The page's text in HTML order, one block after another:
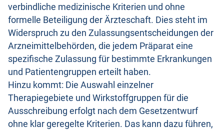
verbindliche medizinische Kriterien und ohne
formelle Beteiligung der Ärzteschaft. Dies steht im
Widerspruch zu den Zulassungsentscheidungen der
Arzneimittelbehörden, die jedem Präparat eine
spezifische Zulassung für bestimmte Erkrankungen
und Patientengruppen erteilt haben.
Hinzu kommt: Die Auswahl einzelner
Therapiegebiete und Wirkstoffgruppen für die
Ausschreibung erfolgt nach dem Gesetzentwurf
ohne klar geregelte Kriterien. Das kann dazu führen,